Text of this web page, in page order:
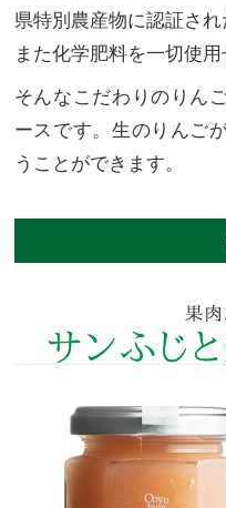
県特別農産物に認証され
また化学肥料を一切使用
そんなこだわりのりん
ースです。生のりんご
うことができます。